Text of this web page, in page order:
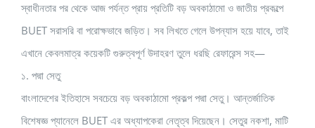
স্বাধীনতার পর থেকে আজ পর্যন্ত প্রায় প্রতিটি বড় অবকাঠামো ও জাতীয় প্রকল্পে
BUET সরাসরি বা পরোক্ষভাবে জড়িত। সব লিখতে গেলে উপন্যাস হয়ে যাবে, তাই
এখানে কেবলমাত্র কয়েকটি গুরুত্বপূর্ণ উদাহরণ তুলে ধরছি রেফারেন্স সহ—
১. পদ্মা সেতু
বাংলাদেশের ইতিহাসে সবচেয়ে বড় অবকাঠামো প্রকল্প পদ্মা সেতু। আন্তর্জাতিক
বিশেষজ্ঞ প্যানেলে BUET এর অধ্যাপকেরা নেতৃত্ব দিয়েছেন। সেতুর নকশা, মাটি